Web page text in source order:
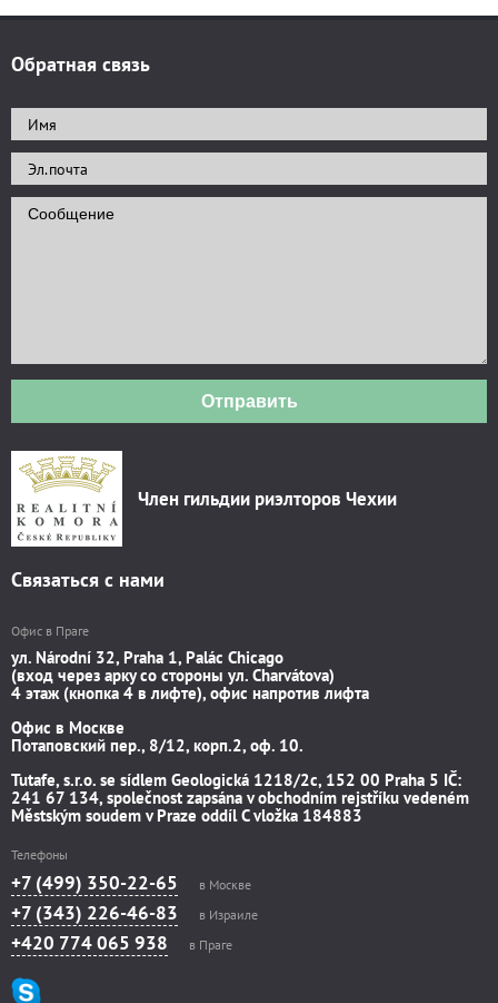
Обратная связь
Отправить
Член гильдии риэлторов Чехии
Связаться с нами
Офис в Праге
ул. Národní 32, Praha 1, Palác Chicago
(вход через арку со стороны ул. Charvátova)
4 этаж (кнопка 4 в лифте), офис напротив лифта
Офис в Москве
Потаповский пер., 8/12, корп.2, оф. 10.
Tutafe, s.r.o. se sídlem Geologická 1218/2c, 152 00 Praha 5 IČ:
241 67 134, společnost zapsána v obchodním rejstříku vedeném
Městským soudem v Praze oddíl C vložka 184883
Телефоны
+7 (499) 350-22-65 в Москве
+7 (343) 226-46-83 в Израиле
+420 774 065 938 в Праге